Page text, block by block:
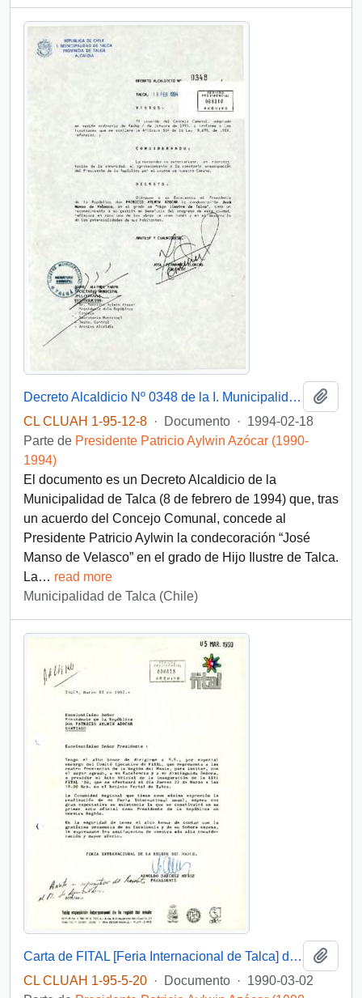
Decreto Alcaldicio Nº 0348 de la I. Municipalidad de Talca, firmado por su Alcalde, don José Fernández Llorens
CL CLUAH 1-95-12-8 · Documento · 1994-02-18
Parte de Presidente Patricio Aylwin Azócar (1990-
1994)
El documento es un Decreto Alcaldicio de la
Municipalidad de Talca (8 de febrero de 1994) que, tras
un acuerdo del Concejo Comunal, concede al
Presidente Patricio Aylwin la condecoración “José
Manso de Velasco” en el grado de Hijo Ilustre de Talca.
La… read more
Municipalidad de Talca (Chile)
Carta de FITAL [Feria Internacional de Talca] de su Presidente, sr. Arnoldo Sánchez Muñoz, dirigida al Excelentísimo Señor Presidente de la República Don Patricio Aylwin Azócar
CL CLUAH 1-95-5-20 · Documento · 1990-03-02